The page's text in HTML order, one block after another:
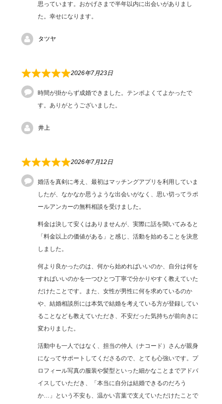
思っています。おかげさまで半年以内に出会いがありまし
た。幸せになります。
タツヤ
2026年7月23日
時間が掛からず成婚できました。テンポよくてよかったで
す。ありがとうございました。
井上
2026年7月12日
婚活を真剣に考え、最初はマッチングアプリを利用していま
したが、なかなか思うような出会いがなく、思い切ってラポ
ールアンカーの無料相談を受けました。
料金は決して安くはありませんが、実際に話を聞いてみると
「料金以上の価値がある」と感じ、活動を始めることを決意
しました。
何より良かったのは、何から始めればいいのか、自分は何を
すればいいのかを一つひとつ丁寧で分かりやすく教えていた
だけたことです。また、女性が男性に何を求めているのか
や、結婚相談所には本気で結婚を考えている方が登録してい
ることなども教えていただき、不安だった気持ちが前向きに
変わりました。
活動中も一人ではなく、担当の仲人（ナコード）さんが親身
になってサポートしてくださるので、とても心強いです。プ
ロフィール写真の服装や髪型といった細かなことまでアドバ
イスしていただき、「本当に自分は結婚できるのだろう
か…」という不安も、温かい言葉で支えていただけたことで